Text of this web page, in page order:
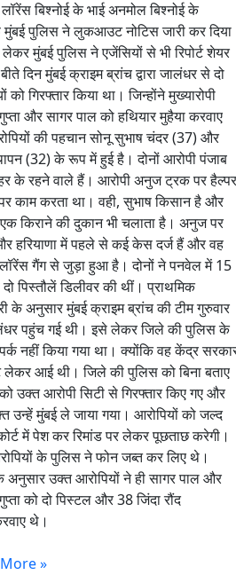
बिश्नोई के भाई अनमोल बिश्नोई के
पुलिस ने लुकआउट नोटिस जारी कर दिया
मुंबई पुलिस ने एजेंसियों से भी रिपोर्ट शेयर
दिन मुंबई क्राइम ब्रांच द्वारा जालंधर से दो
को गिरफ्तार किया था। जिन्होंने मुख्यारोपी
और सागर पाल को हथियार मुहैया करवाए
की पहचान सोनू सुभाष चंदर (37) और
(32) के रूप में हुई है। दोनों आरोपी पंजाब
के रहने वाले हैं। आरोपी अनुज ट्रक पर हैल्पर
काम करता था। वही, सुभाष किसान है और
किराने की दुकान भी चलाता है। अनुज पर
हरियाणा में पहले से कई केस दर्ज हैं और वह
गैंग से जुड़ा हुआ है। दोनों ने पनवेल में 15
दो पिस्तौलें डिलीवर की थीं। प्राथमिक
के अनुसार मुंबई क्राइम ब्रांच की टीम गुरुवार
पहुंच गई थी। इसे लेकर जिले की पुलिस के
नहीं किया गया था। क्योंकि वह केंद्र
लेकर आई थी। जिले की पुलिस को बिना बताए
उक्त आरोपी सिटी से गिरफ्तार किए गए और
उन्हें मुंबई ले जाया गया। आरोपियों को जल्द
में पेश कर रिमांड पर लेकर पूछताछ करेगी।
के पुलिस ने फोन जब्त कर लिए थे।
अनुसार उक्त आरोपियों ने ही सागर पाल और
को दो पिस्टल और 38 जिंदा रौंद
थे।
»